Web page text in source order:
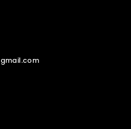
gmail.com